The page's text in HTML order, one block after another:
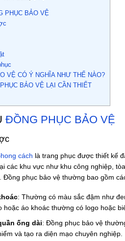
PHỤC BẢO VỆ
VỆ CÓ Ý NGHĨA NHƯ THẾ NÀO?
BẢO VỆ LẠI CẦN THIẾT
ĐỒNG PHỤC BẢO VỆ
cách là trang phục được thiết kế
các khu vực như khu công nghiệp,
Đồng phục bảo vệ thường bao gồm
: Thường có màu sắc đậm như
hoặc áo khoác thường có logo hoặc
ống dài: Đồng phục bảo vệ
và tạo ra diện mạo chuyên nghiệp.